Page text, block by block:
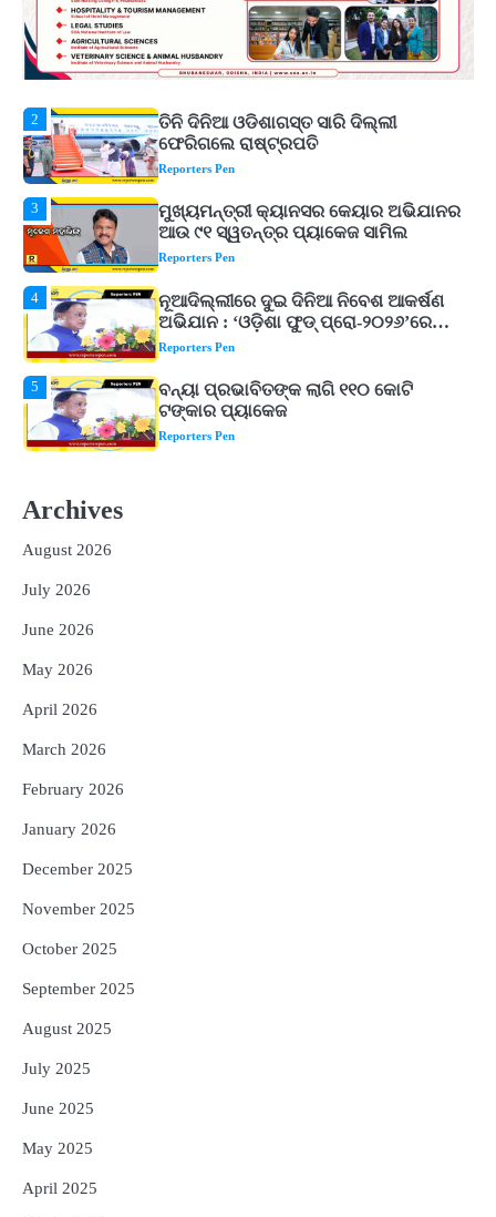
ତିନି ଦିନିଆ ଓଡିଶାଗସ୍ତ ସାରି ଦିଲ୍ଲୀ
ଫେରିଗଲେ ରାଷ୍ଟ୍ରପତି
Reporters Pen
3
ମୁଖ୍ୟମନ୍ତ୍ରୀ କ୍ୟାନସର କେୟାର ଅଭିଯାନର
ଆଉ ୯୧ ସ୍ୱତନ୍ତ୍ର ପ୍ୟାକେଜ ସାମିଲ
Reporters Pen
4
ନୂଆଦିଲ୍ଲୀରେ ଦୁଇ ଦିନିଆ ନିବେଶ ଆକର୍ଷଣ
ଅଭିଯାନ : ‘ଓଡ଼ିଶା ଫୁଡ୍ ପ୍ରୋ-୨୦୨୬’ରେ
ଖାଦ୍ୟ ପ୍ରକ୍ରିୟାକରଣ କ୍ଷେତ୍ରକୁ ମିଳିବ
Reporters Pen
5
ବନ୍ୟା ପ୍ରଭାବିତଙ୍କ ଲାଗି ୧୧୦ କୋଟି
ଟଙ୍କାର ପ୍ୟାକେଜ
Reporters Pen
1
ଆସାମରେ ଭୟଙ୍କର ବନ୍ୟା ମୃତ୍ୟୁ ସଂଖ୍ୟା
୮୯କୁ ବୃଦ୍ଧି
Reporters Pen
5
Archives
August 2026
July 2026
June 2026
May 2026
April 2026
March 2026
February 2026
January 2026
December 2025
November 2025
October 2025
September 2025
August 2025
July 2025
June 2025
May 2025
April 2025